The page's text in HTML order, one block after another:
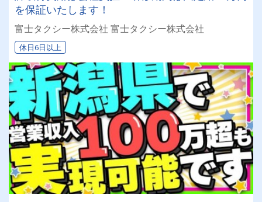
を保証いたします！
富士タクシー株式会社 富士タクシー株式会社
休日6日以上